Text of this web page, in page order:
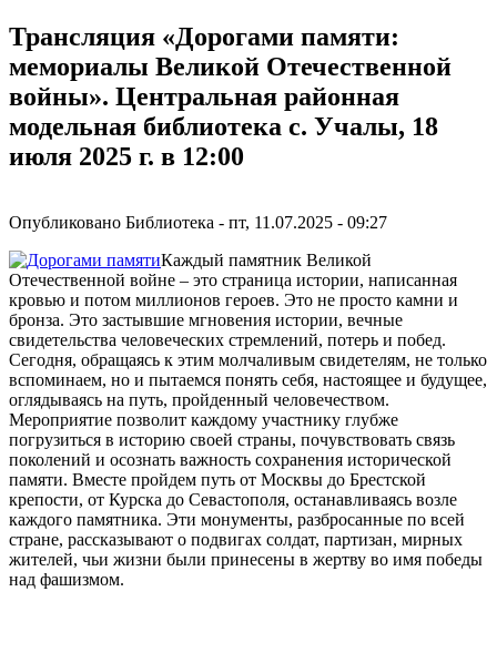
Трансляция «Дорогами памяти:
мемориалы Великой Отечественной
войны». Центральная районная
модельная библиотека с. Учалы, 18
июля 2025 г. в 12:00
Опубликовано Библиотека - пт, 11.07.2025 - 09:27
Каждый памятник Великой
Отечественной войне – это страница истории, написанная
кровью и потом миллионов героев. Это не просто камни и
бронза. Это застывшие мгновения истории, вечные
свидетельства человеческих стремлений, потерь и побед.
Сегодня, обращаясь к этим молчаливым свидетелям, не только
вспоминаем, но и пытаемся понять себя, настоящее и будущее,
оглядываясь на путь, пройденный человечеством.
Мероприятие позволит каждому участнику глубже
погрузиться в историю своей страны, почувствовать связь
поколений и осознать важность сохранения исторической
памяти. Вместе пройдем путь от Москвы до Брестской
крепости, от Курска до Севастополя, останавливаясь возле
каждого памятника. Эти монументы, разбросанные по всей
стране, рассказывают о подвигах солдат, партизан, мирных
жителей, чьи жизни были принесены в жертву во имя победы
над фашизмом.